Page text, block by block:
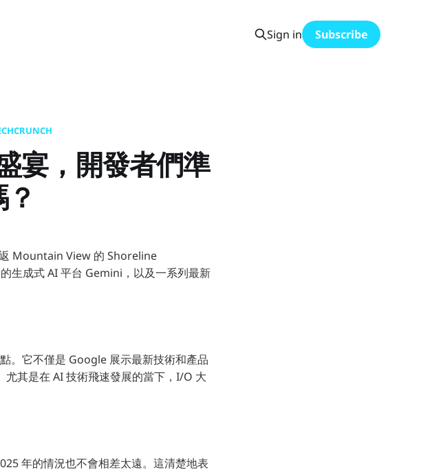
Sign in Subscribe
宴，開發者們準
Mountain View 的 Shoreline
生成式 AI 平台 Gemini，以及一系列最新
。它不僅是 Google 展示最新技術和產品
其是在 AI 技術飛速發展的當下，I/O 大
年的情況也不會相差太遠。這清楚地表